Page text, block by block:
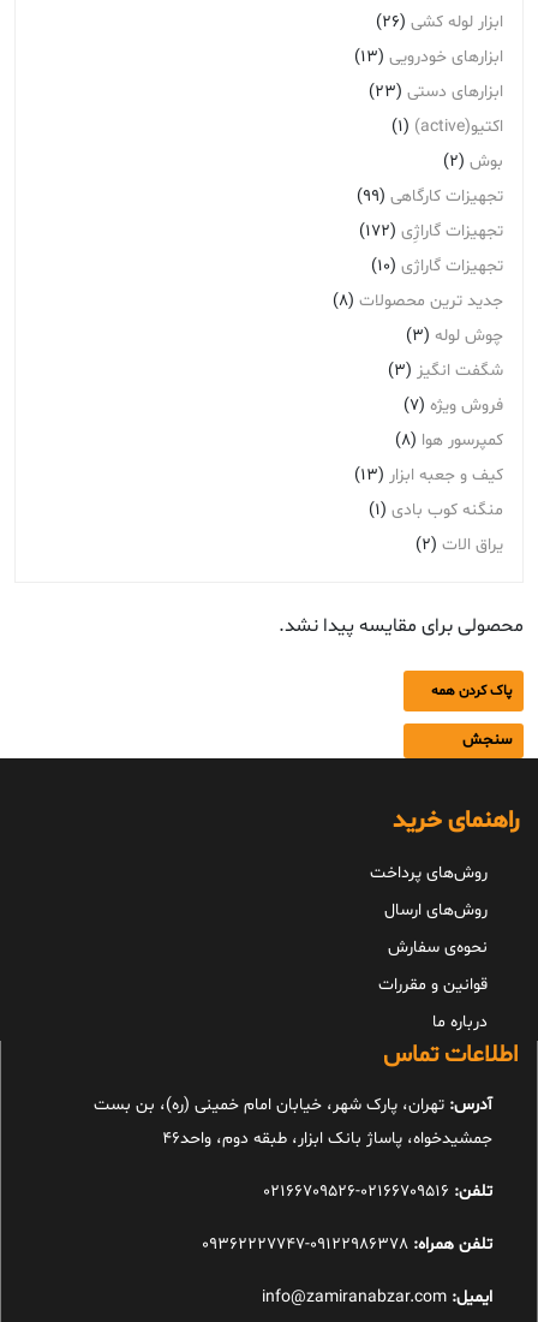
ابزار لوله کشی (26)
ابزارهای خودرویی (13)
ابزارهای دستی (23)
اکتیو(active)
(1)
بوش (2)
تجهیزات کارگاهی (99)
تجهیزات گاراژِی (172)
تجهیزات گاراژی (10)
جدید ترین محصولات (8)
چوش لوله (3)
شگفت انگیز (3)
فروش ویژه (7)
کمپرسور هوا (8)
کیف و جعبه ابزار (13)
منگنه کوب بادی (1)
یراق الات (2)
محصولی برای مقایسه پیدا نشد.
پاک کردن همه
سنجش
راهنمای خرید
روش‌های پرداخت
روش‌های ارسال
نحوه‌ی سفارش
قوانین و مقررات
درباره ما
اطلاعات تماس
آدرس: تهران، پارک شهر، خیابان امام خمینی (ره)، بن بست
جمشیدخواه، پاساژ بانک ابزار، طبقه دوم، واحد46
تلفن:
تلفن همراه: 09122986378-09362227747
ایمیل: